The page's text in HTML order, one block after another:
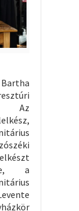
Az
a